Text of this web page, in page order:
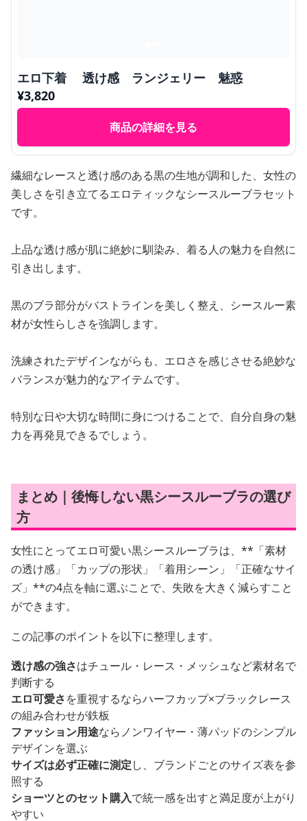
エロ下着 透け感 ランジェリー 魅惑
¥3,820
商品の詳細を見る
繊細なレースと透け感のある黒の生地が調和した、女性の
美しさを引き立てるエロティックなシースルーブラセット
です。
上品な透け感が肌に絶妙に馴染み、着る人の魅力を自然に
引き出します。
黒のブラ部分がバストラインを美しく整え、シースルー素
材が女性らしさを強調します。
洗練されたデザインながらも、エロさを感じさせる絶妙な
バランスが魅力的なアイテムです。
特別な日や大切な時間に身につけることで、自分自身の魅
力を再発見できるでしょう。
まとめ｜後悔しない黒シースルーブラの選び
方
女性にとってエロ可愛い黒シースルーブラは、**「素材
の透け感」「カップの形状」「着用シーン」「正確なサイ
ズ」**の4点を軸に選ぶことで、失敗を大きく減らすこと
ができます。
この記事のポイントを以下に整理します。
透け感の強さはチュール・レース・メッシュなど素材名で
判断する
エロ可愛さを重視するならハーフカップ×ブラックレース
の組み合わせが鉄板
ファッション用途ならノンワイヤー・薄パッドのシンプル
デザインを選ぶ
サイズは必ず正確に測定し、ブランドごとのサイズ表を参
照する
ショーツとのセット購入で統一感を出すと満足度が上がり
やすい